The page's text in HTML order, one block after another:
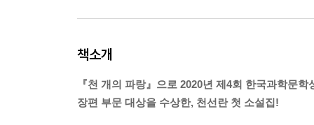
책소개
『천 개의 파랑』으로 2020년 제4회 한국과학문학
장편 부문 대상을 수상한, 천선란 첫 소설집!